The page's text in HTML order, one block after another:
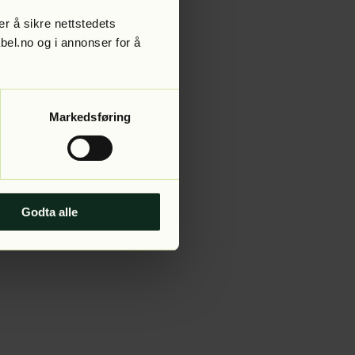
å sikre nettstedets
og i annonser for å
Markedsføring
Godta alle